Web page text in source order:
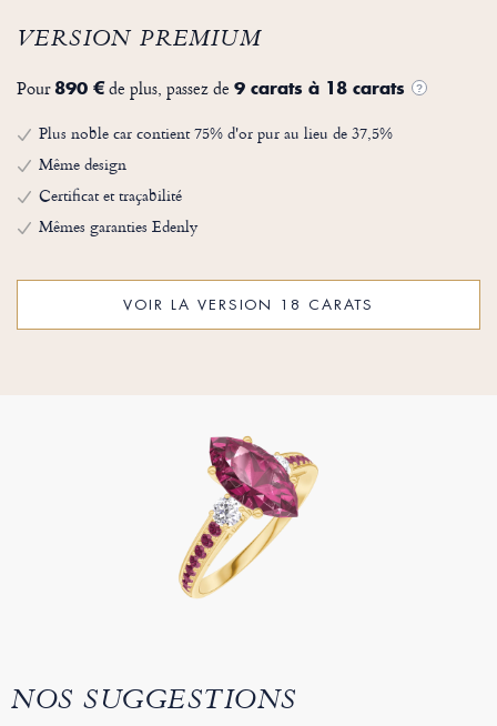
VERSION PREMIUM
Pour890 €de plus, passez de 9 carats à 18 carats ?
Plus noble car contient 75% d'or pur au lieu de 37,5%
Même design
Certificat et traçabilité
Mêmes garanties Edenly
VOIR LA VERSION 18 CARATS
NOS SUGGESTIONS